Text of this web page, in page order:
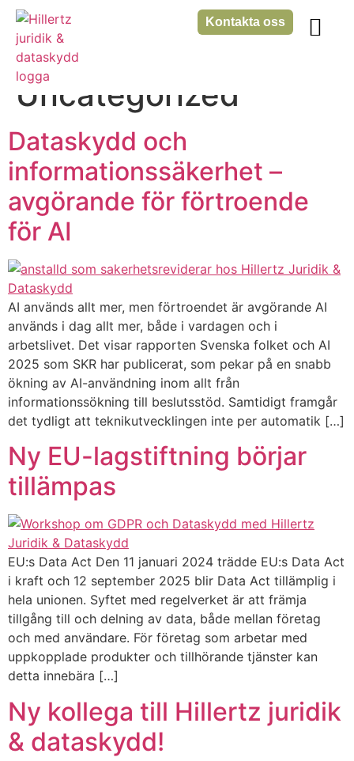
Kontakta oss
Kategori:
Uncategorized
Dataskydd och
informationssäkerhet –
avgörande för förtroende
för AI
AI används allt mer, men förtroendet är avgörande AI
används i dag allt mer, både i vardagen och i
arbetslivet. Det visar rapporten Svenska folket och AI
2025 som SKR har publicerat, som pekar på en snabb
ökning av AI-användning inom allt från
informationssökning till beslutsstöd. Samtidigt framgår
det tydligt att teknikutvecklingen inte per automatik […]
Ny EU-lagstiftning börjar
tillämpas
EU:s Data Act Den 11 januari 2024 trädde EU:s Data Act
i kraft och 12 september 2025 blir Data Act tillämplig i
hela unionen. Syftet med regelverket är att främja
tillgång till och delning av data, både mellan företag
och med användare. För företag som arbetar med
uppkopplade produkter och tillhörande tjänster kan
detta innebära […]
Ny kollega till Hillertz juridik
& dataskydd!